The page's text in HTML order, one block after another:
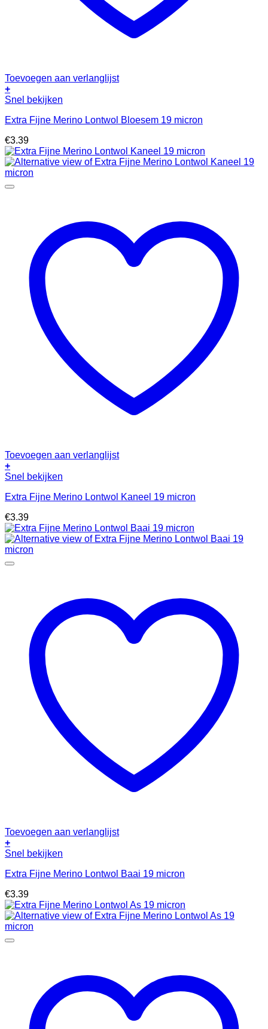
Toevoegen aan verlanglijst
+
Snel bekijken
Extra Fijne Merino Lontwol Bloesem 19 micron
€3.39
Toevoegen aan verlanglijst
+
Snel bekijken
Extra Fijne Merino Lontwol Kaneel 19 micron
€3.39
Toevoegen aan verlanglijst
+
Snel bekijken
Extra Fijne Merino Lontwol Baai 19 micron
€3.39